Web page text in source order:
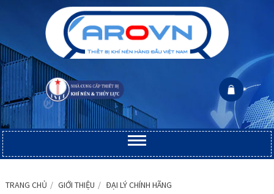
TRANG CHỦ GIỚI THIỆU
ĐẠI LÝ CHÍNH HÃNG